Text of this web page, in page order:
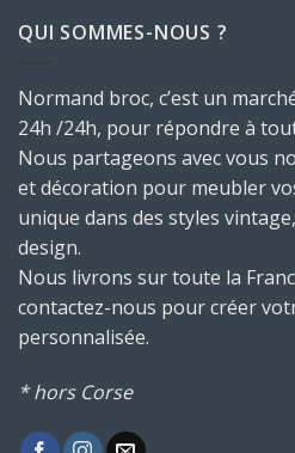
QUI SOMMES-NOUS ?
Normand broc, c’est un
24h /24h, pour répondre à
Nous partageons avec vous
et décoration pour meubler
unique dans des styles
design.
Nous livrons sur toute la
contactez-nous pour créer
personnalisée.
* hors Corse